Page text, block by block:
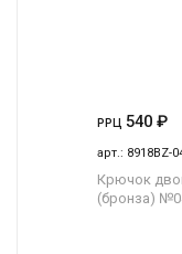
РРЦ 540 ₽
арт.: 8918BZ-
Крючок
(бронза)